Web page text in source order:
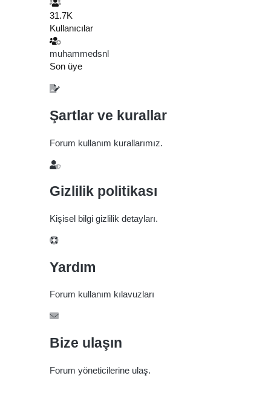
31.7K
Kullanıcılar
muhammedsnl
Son üye
Şartlar ve kurallar
Forum kullanım kurallarımız.
Gizlilik politikası
Kişisel bilgi gizlilik detayları.
Yardım
Forum kullanım kılavuzları
Bize ulaşın
Forum yöneticilerine ulaş.